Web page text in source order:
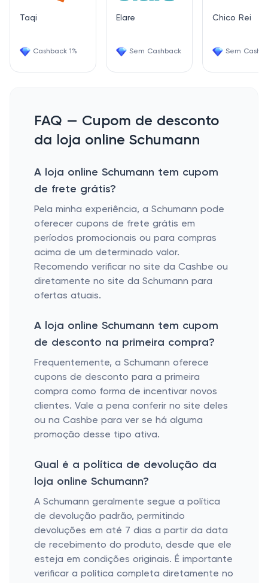
Taqi
Cashback 1%
Elare
Sem Cashback
Chico Rei
Sem
FAQ — Cupom de desconto
da loja online Schumann
A loja online Schumann tem cupom
de frete grátis?
Pela minha experiência, a Schumann pode
oferecer cupons de frete grátis em
períodos promocionais ou para compras
acima de um determinado valor.
Recomendo verificar no site da Cashbe ou
diretamente no site da Schumann para
ofertas atuais.
A loja online Schumann tem cupom
de desconto na primeira compra?
Frequentemente, a Schumann oferece
cupons de desconto para a primeira
compra como forma de incentivar novos
clientes. Vale a pena conferir no site deles
ou na Cashbe para ver se há alguma
promoção desse tipo ativa.
Qual é a política de devolução da
loja online Schumann?
A Schumann geralmente segue a política
de devolução padrão, permitindo
devoluções em até 7 dias a partir da data
de recebimento do produto, desde que ele
esteja em condições originais. É importante
verificar a política completa diretamente no